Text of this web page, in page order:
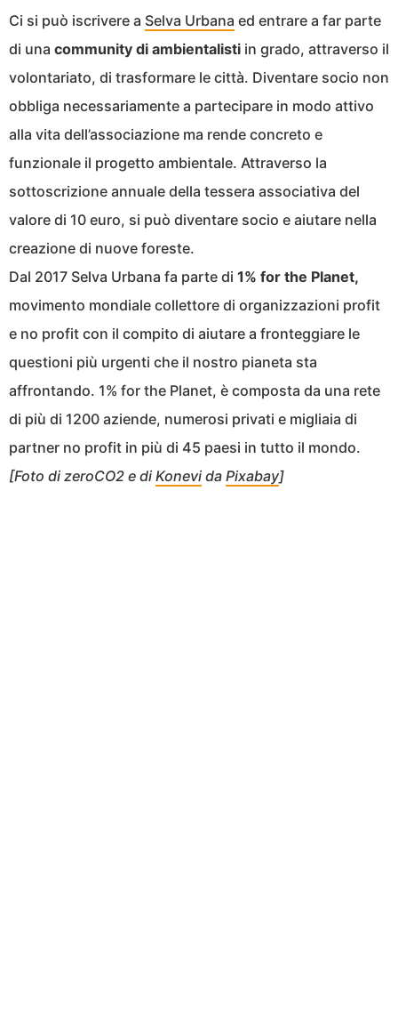
Ci si può iscrivere a Selva Urbana ed entrare a far parte
di una community di ambientalisti in grado, attraverso il
volontariato, di trasformare le città. Diventare socio non
obbliga necessariamente a partecipare in modo attivo
alla vita dell’associazione ma rende concreto e
funzionale il progetto ambientale. Attraverso la
sottoscrizione annuale della tessera associativa del
valore di 10 euro, si può diventare socio e aiutare nella
creazione di nuove foreste.
Dal 2017 Selva Urbana fa parte di 1% for the Planet,
movimento mondiale collettore di organizzazioni profit
e no profit con il compito di aiutare a fronteggiare le
questioni più urgenti che il nostro pianeta sta
affrontando. 1% for the Planet, è composta da una rete
di più di 1200 aziende, numerosi privati e migliaia di
partner no profit in più di 45 paesi in tutto il mondo.
[Foto di zeroCO2 e di Konevi da Pixabay]